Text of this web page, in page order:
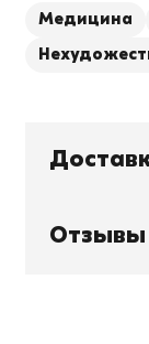
Медицина
Отзывы